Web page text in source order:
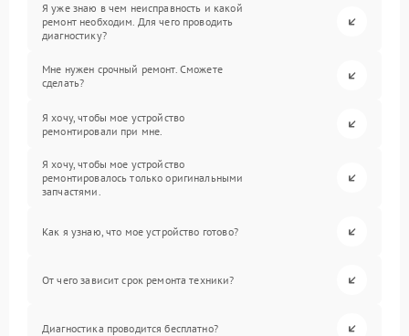
Я уже знаю в чем неисправность и какой
ремонт необходим. Для чего проводить
диагностику?
Мне нужен срочный ремонт. Сможете
сделать?
Я хочу, чтобы мое устройство
ремонтировали при мне.
Я хочу, чтобы мое устройство
ремонтировалось только оригинальными
запчастями.
Как я узнаю, что мое устройство готово?
От чего зависит срок ремонта техники?
Диагностика проводится бесплатно?